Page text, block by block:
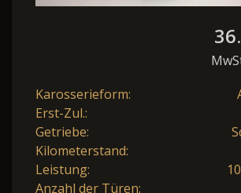
Karosserieform:
Erst-Zul.:
Getriebe:
Kilometerstand:
Leistung:
Anzahl der Türen: